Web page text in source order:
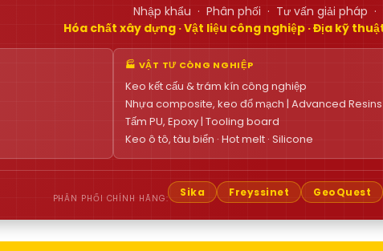
Nhập khẩu · Phân phối · Tư vấn giải pháp
Hóa chất xây dựng · Vật liệu công nghiệp · Địa kỹ
🏭 VẬT TƯ CÔNG NGHIỆP
Keo kết cấu & trám kín công nghiệp
Nhựa composite, keo đổ mạch | Advanced Resins
Tấm PU, Epoxy | Tooling board
Keo ô tô, tàu biển · Hot melt · Silicone
PHÂN PHỐI CHÍNH HÃNG: Sika Freyssinet GeoQuest